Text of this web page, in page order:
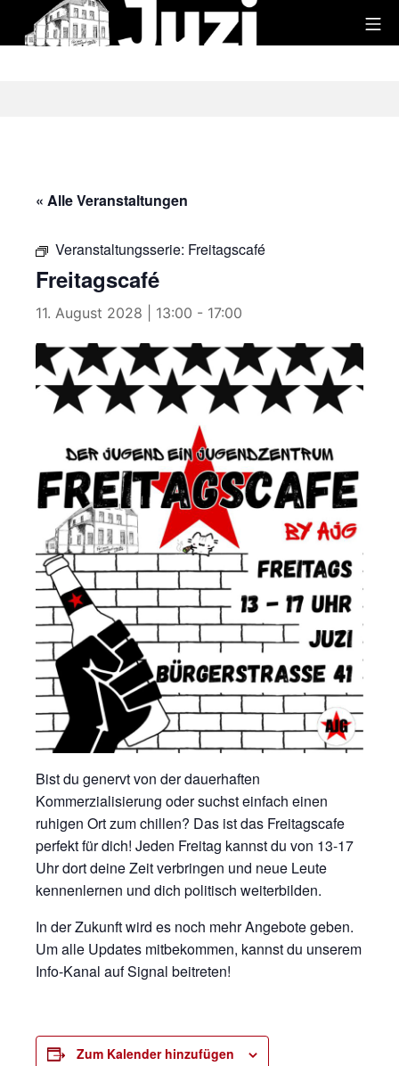
Inhalt
« Alle Veranstaltungen
Veranstaltungsserie: Freitagscafé
Freitagscafé
11. August 2028 | 13:00 - 17:00
Bist du genervt von der dauerhaften
Kommerzialisierung oder suchst einfach einen
ruhigen Ort zum chillen? Das ist das Freitagscafe
perfekt für dich! Jeden Freitag kannst du von 13-17
Uhr dort deine Zeit verbringen und neue Leute
kennenlernen und dich politisch weiterbilden.
In der Zukunft wird es noch mehr Angebote geben.
Um alle Updates mitbekommen, kannst du unserem
Info-Kanal auf Signal beitreten!
Zum Kalender hinzufügen